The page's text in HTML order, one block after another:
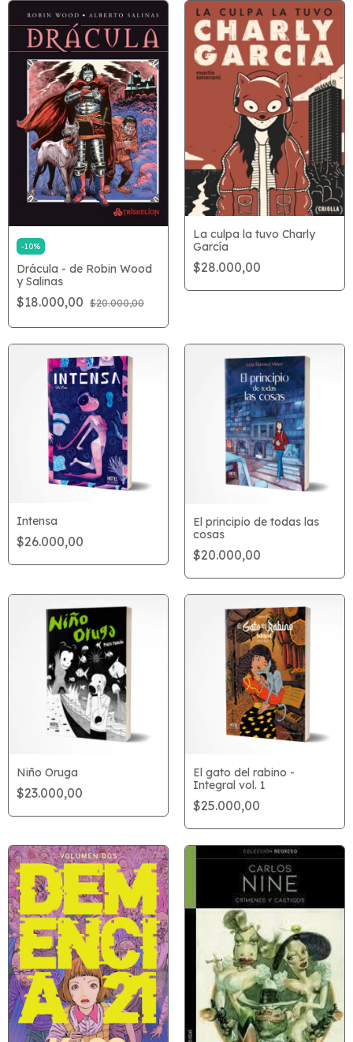
-10%
Drácula - de Robin Wood
y Salinas
$18.000,00 $20.000,00
La culpa la tuvo Charly
García
$28.000,00
Intensa
$26.000,00
El principio de todas las
cosas
$20.000,00
Niño Oruga
$23.000,00
El gato del rabino -
Integral vol. 1
$25.000,00